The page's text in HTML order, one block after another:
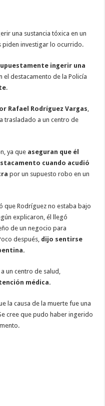
una sustancia tóxica en un
piden investigar lo ocurrido.
ingerir una
el destacamento de la Policía
.
Rafael Rodríguez Vargas,
trasladado a un centro de
ya que aseguran que él
cuando acudió
por un supuesto robo en un
que Rodríguez no estaba bajo
explicaron, él llegó
de un negocio para
después, dijo sentirse
un centro de salud,
médica.
la causa de la muerte fue una
cree que pudo haber ingerido